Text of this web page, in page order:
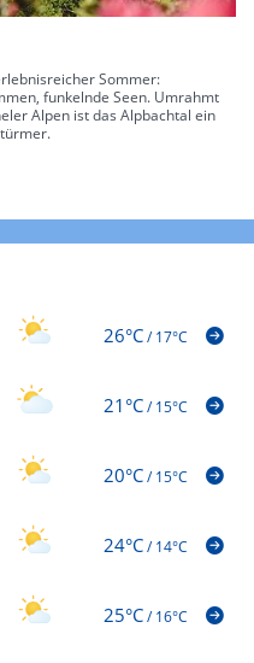
Sommer:
funkelnde Seen. Umrahmt
Alpen ist das Alpbachtal ein
26°C/17°C
21°C/15°C
20°C/15°C
24°C/14°C
25°C/16°C